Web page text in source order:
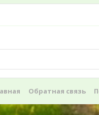
Обратная связь